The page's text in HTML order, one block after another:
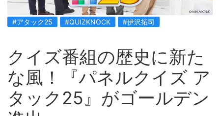
#アタック25 #QUIZKNOCK #伊沢拓司
クイズ番組の歴史に新た
な風！『パネルクイズ ア
タック25』がゴールデン